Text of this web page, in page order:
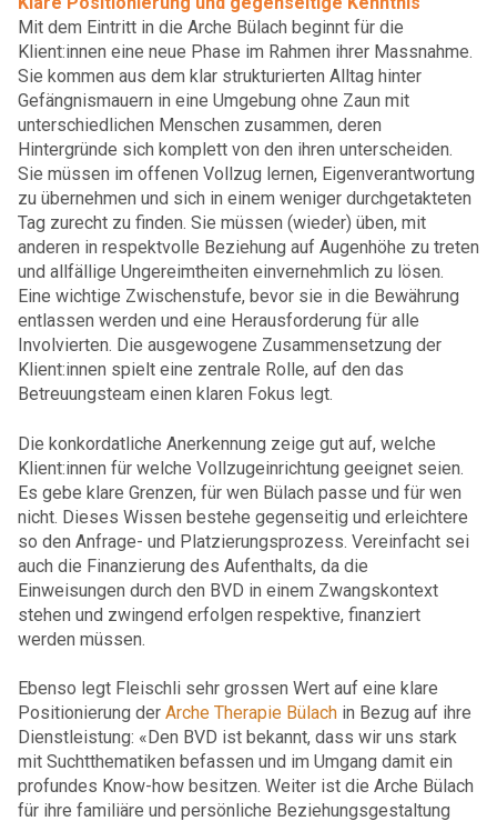
Mit dem Eintritt in die Arche Bülach beginnt für die
Klient:innen eine neue Phase im Rahmen ihrer Massnahme.
Sie kommen aus dem klar strukturierten Alltag hinter
Gefängnismauern in eine Umgebung ohne Zaun mit
unterschiedlichen Menschen zusammen, deren
Hintergründe sich komplett von den ihren unterscheiden.
Sie müssen im offenen Vollzug lernen, Eigenverantwortung
zu übernehmen und sich in einem weniger durchgetakteten
Tag zurecht zu finden. Sie müssen (wieder) üben, mit
anderen in respektvolle Beziehung auf Augenhöhe zu treten
und allfällige Ungereimtheiten einvernehmlich zu lösen.
Eine wichtige Zwischenstufe, bevor sie in die Bewährung
entlassen werden und eine Herausforderung für alle
Involvierten. Die ausgewogene Zusammensetzung der
Klient:innen spielt eine zentrale Rolle, auf den das
Betreuungsteam einen klaren Fokus legt.
Die konkordatliche Anerkennung zeige gut auf, welche
Klient:innen für welche Vollzugeinrichtung geeignet seien.
Es gebe klare Grenzen, für wen Bülach passe und für wen
nicht. Dieses Wissen bestehe gegenseitig und erleichtere
so den Anfrage- und Platzierungsprozess. Vereinfacht sei
auch die Finanzierung des Aufenthalts, da die
Einweisungen durch den BVD in einem Zwangskontext
stehen und zwingend erfolgen respektive, finanziert
werden müssen.
Ebenso legt Fleischli sehr grossen Wert auf eine klare
Positionierung der Arche Therapie Bülach in Bezug auf ihre
Dienstleistung: «Den BVD ist bekannt, dass wir uns stark
mit Suchtthematiken befassen und im Umgang damit ein
profundes Know-how besitzen. Weiter ist die Arche Bülach
für ihre familiäre und persönliche Beziehungsgestaltung